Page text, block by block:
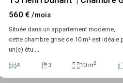
560 € /mois
Située dans un appartement moderne,
cette chambre grise de 10 m² est idéale
un(e) étu ...
4 3 10 m2